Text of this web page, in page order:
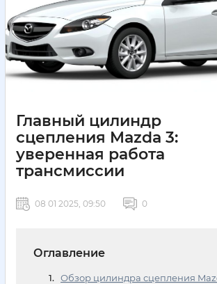
Главный цилиндр
сцепления Mazda 3:
уверенная работа
трансмиссии
08 01 2025, 09:50 0
Оглавление
Обзор цилиндра сцепления